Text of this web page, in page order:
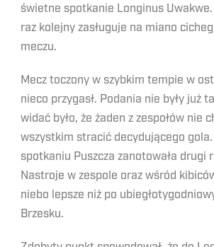
świetne spotkanie Longinus
raz kolejny zasługuje na miano
meczu.
Mecz toczony w szybkim tempie w
nieco przygasł. Podania nie były już
widać było, że żaden z zespołów nie
wszystkim stracić decydującego
spotkaniu Puszcza zanotowała drugi
Nastroje w zespole oraz wśród
niebo lepsze niż po
Brzesku.